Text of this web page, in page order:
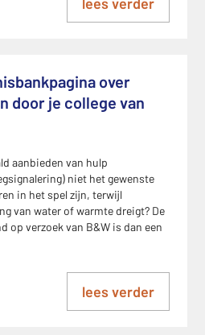
over
door je college van
aanbieden van hulp
niet het gewenste
in het spel zijn, terwijl
van water of warmte dreigt? De
op verzoek van B&W is dan een
lees verder